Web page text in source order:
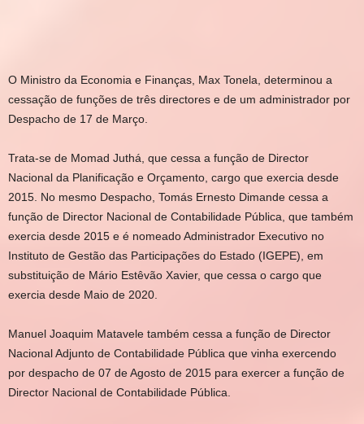
O Ministro da Economia e Finanças, Max Tonela, determinou a
cessação de funções de três directores e de um administrador por
Despacho de 17 de Março.
Trata-se de Momad Juthá, que cessa a função de Director
Nacional da Planificação e Orçamento, cargo que exercia desde
2015. No mesmo Despacho, Tomás Ernesto Dimande cessa a
função de Director Nacional de Contabilidade Pública, que também
exercia desde 2015 e é nomeado Administrador Executivo no
Instituto de Gestão das Participações do Estado (IGEPE), em
substituição de Mário Estêvão Xavier, que cessa o cargo que
exercia desde Maio de 2020.
Manuel Joaquim Matavele também cessa a função de Director
Nacional Adjunto de Contabilidade Pública que vinha exercendo
por despacho de 07 de Agosto de 2015 para exercer a função de
Director Nacional de Contabilidade Pública.